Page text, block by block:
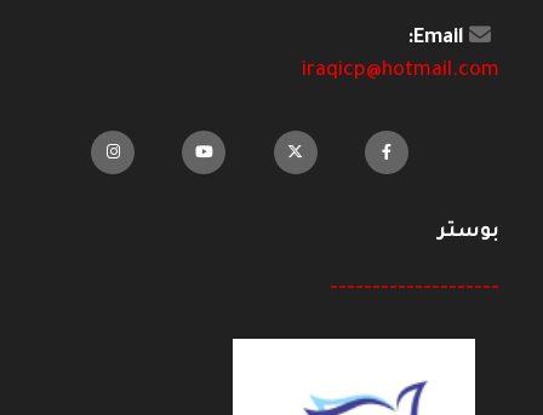
Email:
iraqicp@hotmail.com
بوستر
--------------------